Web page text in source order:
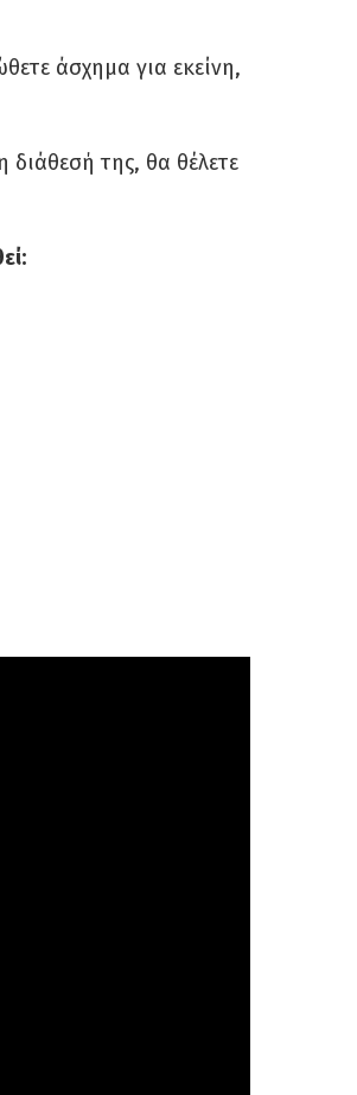
άσχημα για εκείνη,
διάθεσή της, θα θέλετε